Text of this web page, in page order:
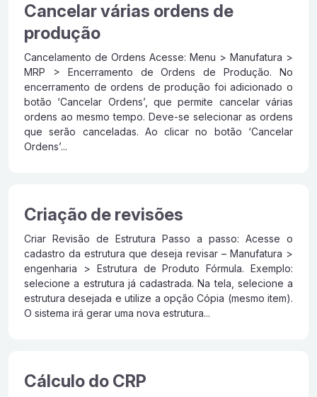
Cancelar várias ordens de
produção
Cancelamento de Ordens Acesse: Menu > Manufatura >
MRP > Encerramento de Ordens de Produção. No
encerramento de ordens de produção foi adicionado o
botão ‘Cancelar Ordens’, que permite cancelar várias
ordens ao mesmo tempo. Deve-se selecionar as ordens
que serão canceladas. Ao clicar no botão ‘Cancelar
Ordens’...
Criação de revisões
Criar Revisão de Estrutura Passo a passo: Acesse o
cadastro da estrutura que deseja revisar – Manufatura >
engenharia > Estrutura de Produto Fórmula. Exemplo:
selecione a estrutura já cadastrada. Na tela, selecione a
estrutura desejada e utilize a opção Cópia (mesmo item).
O sistema irá gerar uma nova estrutura...
Cálculo do CRP